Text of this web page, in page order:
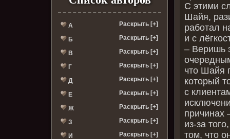
А Раскрыть [+]
Б Раскрыть [+]
В Раскрыть [+]
Г Раскрыть [+]
Д Раскрыть [+]
Е Раскрыть [+]
Ж Раскрыть [+]
З Раскрыть [+]
И Раскрыть [+]
С этими
Шайя,
работал
и с
– Веришь
что Шайя
который
с
причинах
из-за
том, что